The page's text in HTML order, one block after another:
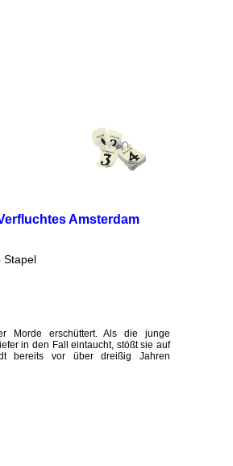
Amsterdam
Stapel
Morde erschüttert. Als die junge
in den Fall eintaucht, stößt sie auf
bereits vor über dreißig Jahren